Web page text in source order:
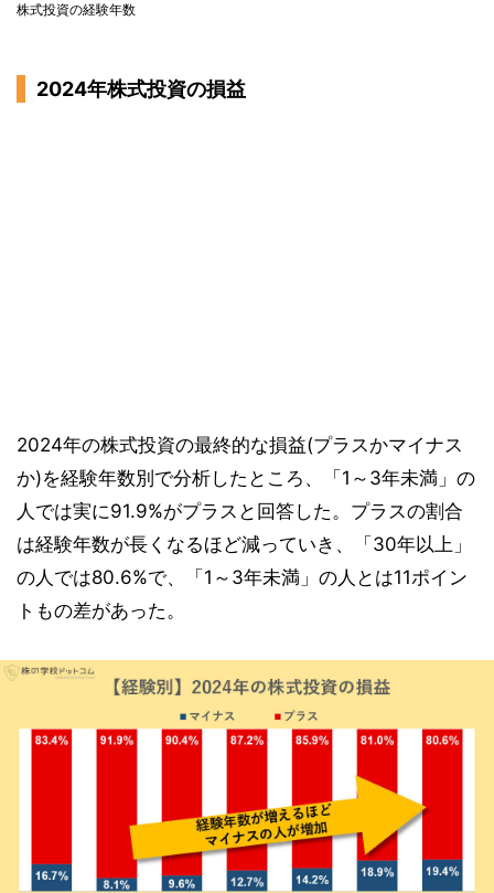
株式投資の経験年数
2024年株式投資の損益
2024年の株式投資の最終的な損益(プラスかマイナス
か)を経験年数別で分析したところ、「1～3年未満」の
人では実に91.9%がプラスと回答した。プラスの割合
は経験年数が長くなるほど減っていき、「30年以上」
の人では80.6%で、「1～3年未満」の人とは11ポイン
トもの差があった。